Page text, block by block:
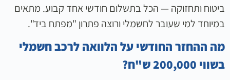
ביטוח ותחזוקה — הכל בתשלום חודשי אחד קבוע. מתאים
במיוחד למי שעובר לחשמלי ורוצה פתרון "מפתח ביד".
מה ההחזר החודשי על הלוואה לרכב חשמלי
בשווי 200,000 ש"ח?